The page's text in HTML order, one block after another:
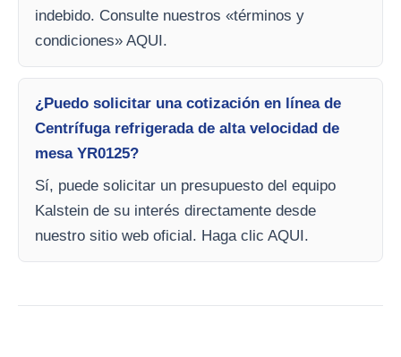
indebido. Consulte nuestros «términos y
condiciones» AQUI.
¿Puedo solicitar una cotización en línea de
Centrífuga refrigerada de alta velocidad de
mesa YR0125?
Sí, puede solicitar un presupuesto del equipo
Kalstein de su interés directamente desde
nuestro sitio web oficial. Haga clic AQUI.